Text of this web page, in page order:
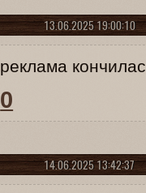
13.06.2025 19:00:10
реклама
0
14.06.2025 13:42:37